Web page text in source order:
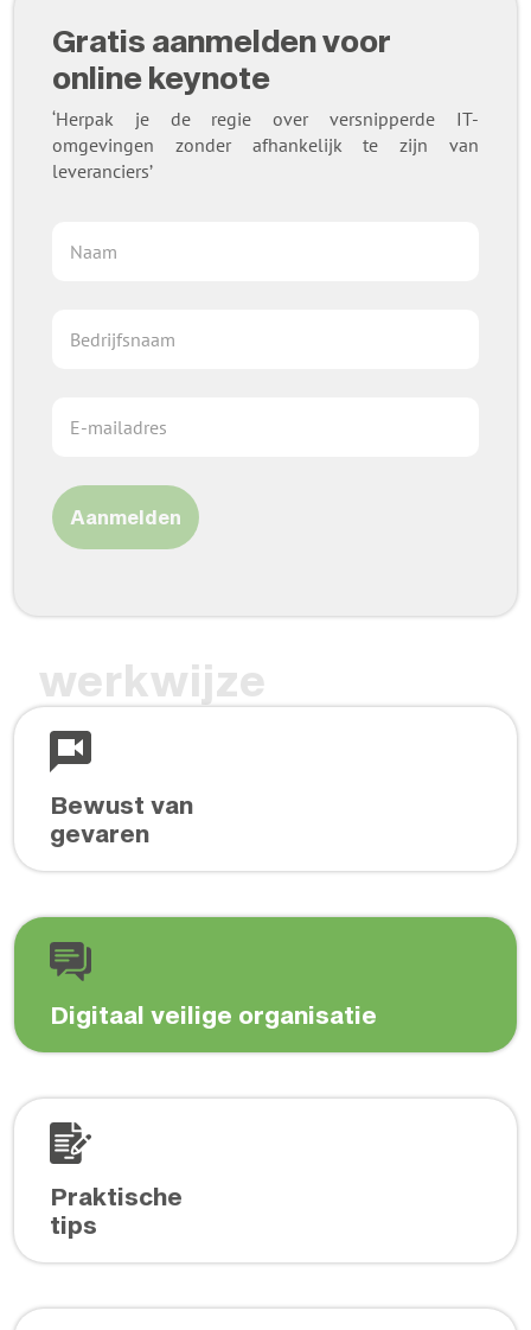
Gratis aanmelden voor
online keynote
‘Herpak je de regie over versnipperde IT-
omgevingen zonder afhankelijk te zijn van
leveranciers’
Aanmelden
werkwijze
Bewust van
gevaren
Digitaal veilige organisatie
Praktische
tips